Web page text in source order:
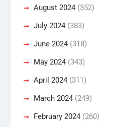
August 2024(352)
July 2024(383)
June 2024(318)
May 2024(343)
April 2024(311)
March 2024(249)
February 2024(260)